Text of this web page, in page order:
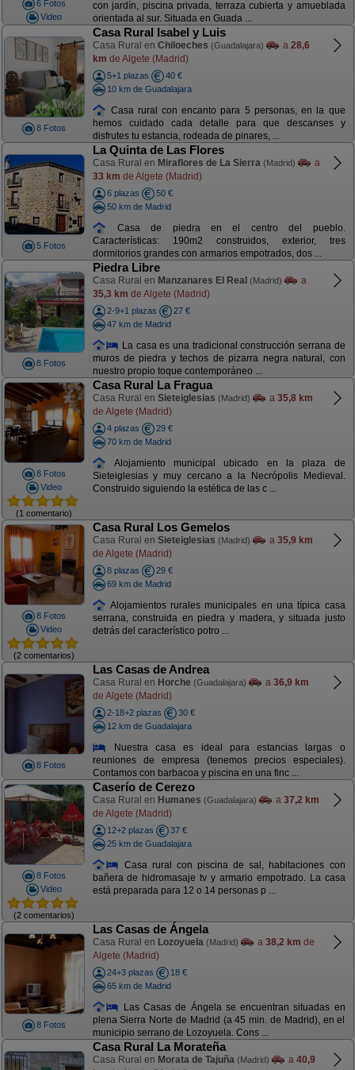
6 Fotos
Video
con jardín, piscina privada, terraza cubierta y amueblada
orientada al sur. Situada en Guada ...
8 Fotos
Casa Rural Isabel y Luis
Casa Rural en Chiloeches (Guadalajara) a 28,6
km de Algete (Madrid)
5+1 plazas
40 €
10 km de Guadalajara
Casa rural con encanto para 5 personas, en la que
hemos cuidado cada detalle para que descanses y
disfrutes tu estancia, rodeada de pinares, ...
5 Fotos
La Quinta de Las Flores
Casa Rural en Miraflores de La Sierra (Madrid)
a
33 km de Algete (Madrid)
6 plazas
50 €
50 km de Madrid
Casa de piedra en el centro del pueblo.
Características: 190m2 construidos, exterior, tres
dormitorios grandes con armarios empotrados, dos ...
8 Fotos
Piedra Libre
Casa Rural en Manzanares El Real (Madrid)
a
35,3 km de Algete (Madrid)
2-9+1 plazas
27 €
47 km de Madrid
La casa es una tradicional construcción serrana de
muros de piedra y techos de pizarra negra natural, con
nuestro propio toque contemporáneo ...
8 Fotos
Video
(1 comentario)
Casa Rural La Fragua
Casa Rural en Sieteiglesias (Madrid) a 35,8 km
de Algete (Madrid)
4 plazas
29 €
70 km de Madrid
Alojamiento municipal ubicado en la plaza de
Sieteiglesias y muy cercano a la Necrópolis Medieval.
Construido siguiendo la estética de las c ...
8 Fotos
Video
(2 comentarios)
Casa Rural Los Gemelos
Casa Rural en Sieteiglesias (Madrid) a 35,9 km
de Algete (Madrid)
8 plazas
29 €
69 km de Madrid
Alojamientos rurales municipales en una típica casa
serrana, construida en piedra y madera, y situada justo
detrás del característico potro ...
8 Fotos
Las Casas de Andrea
Casa Rural en Horche (Guadalajara) a 36,9 km
de Algete (Madrid)
2-18+2 plazas
30 €
12 km de Guadalajara
Nuestra casa es ideal para estancias largas o
reuniones de empresa (tenemos precios especiales).
Contamos con barbacoa y piscina en una finc ...
8 Fotos
Video
(2 comentarios)
Caserío de Cerezo
Casa Rural en Humanes (Guadalajara) a 37,2 km
de Algete (Madrid)
12+2 plazas
37 €
25 km de Guadalajara
Casa rural con piscina de sal, habitaciones con
bañera de hidromasaje tv y armario empotrado. La casa
está preparada para 12 o 14 personas p ...
8 Fotos
Las Casas de Ángela
Casa Rural en Lozoyuela (Madrid) a 38,2 km de
Algete (Madrid)
24+3 plazas
18 €
65 km de Madrid
Las Casas de Ángela se encuentran situadas en
plena Sierra Norte de Madrid (a 45 min. de Madrid), en el
municipio serrano de Lozoyuela. Cons ...
Casa Rural La Morateña
Casa Rural en Morata de Tajuña (Madrid) a 40,9